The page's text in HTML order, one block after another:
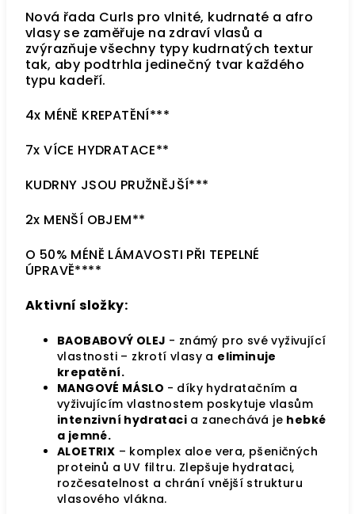
Nová řada Curls pro vlnité, kudrnaté a afro
vlasy se zaměřuje na zdraví vlasů a
zvýrazňuje všechny typy kudrnatých textur
tak, aby podtrhla jedinečný tvar každého
typu kadeří.
4x MÉNĚ KREPATĚNÍ***
7x VÍCE HYDRATACE**
KUDRNY JSOU PRUŽNĚJŠÍ***
2x MENŠÍ OBJEM**
O 50% MÉNĚ LÁMAVOSTI PŘI TEPELNÉ
ÚPRAVĚ****
Aktivní složky:
BAOBABOVÝ OLEJ - známý pro své vyživující
vlastnosti – zkrotí vlasy a eliminuje
krepatění.
MANGOVÉ MÁSLO - díky hydratačním a
vyživujícím vlastnostem poskytuje vlasům
intenzivní hydrataci a zanechává je hebké
a jemné.
ALOETRIX – komplex aloe vera, pšeničných
proteinů a UV filtru. Zlepšuje hydrataci,
rozčesatelnost a chrání vnější strukturu
vlasového vlákna.